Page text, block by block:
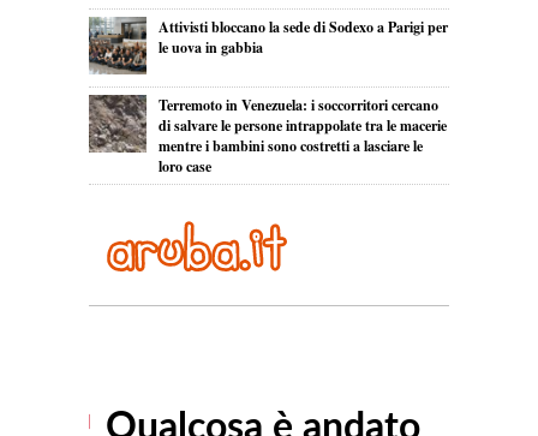
Attivisti bloccano la sede di Sodexo a Parigi per
le uova in gabbia
Terremoto in Venezuela: i soccorritori cercano
di salvare le persone intrappolate tra le macerie
mentre i bambini sono costretti a lasciare le
loro case